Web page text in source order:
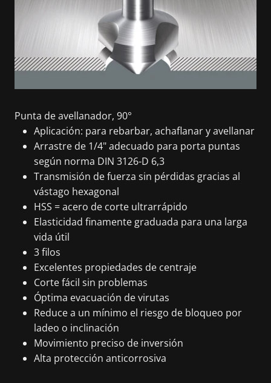
Punta de avellanador, 90°
Aplicación: para rebarbar, achaflanar y avellanar
Arrastre de 1/4" adecuado para porta puntas
según norma DIN 3126-D 6,3
Transmisión de fuerza sin pérdidas gracias al
vástago hexagonal
HSS = acero de corte ultrarrápido
Elasticidad finamente graduada para una larga
vida útil
3 filos
Excelentes propiedades de centraje
Corte fácil sin problemas
Óptima evacuación de virutas
Reduce a un mínimo el riesgo de bloqueo por
ladeo o inclinación
Movimiento preciso de inversión
Alta protección anticorrosiva